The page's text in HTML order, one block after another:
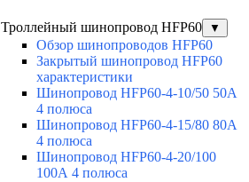
Троллейный шинопровод HFP60 ▼
Обзор шинопроводов HFP60
Закрытый шинопровод HFP60
характеристики
Шинопровод HFP60-4-10/50 50А
4 полюса
Шинопровод HFP60-4-15/80 80А
4 полюса
Шинопровод HFP60-4-20/100
100А 4 полюса